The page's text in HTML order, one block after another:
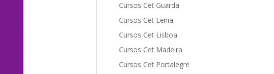
Cursos Cet Guarda
Cursos Cet Leiria
Cursos Cet Lisboa
Cursos Cet Madeira
Cursos Cet Portalegre